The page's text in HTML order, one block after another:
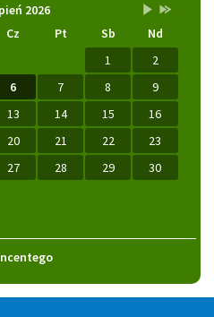
2026Brak
w
Przestaw
na
Wrzesień
2026
Przestaw
na
Sierpień
2027
Cz Pt Sb
Nd
1
2
6 7 8
9
13 14 15
16
20 21 22
23
27 28 29
30